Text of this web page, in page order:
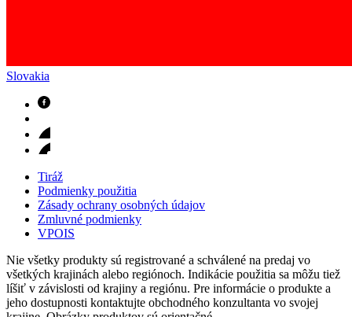
Slovakia
Tiráž
Podmienky použitia
Zásady ochrany osobných údajov
Zmluvné podmienky
VPOIS
Nie všetky produkty sú registrované a schválené na predaj vo
všetkých krajinách alebo regiónoch. Indikácie použitia sa môžu tiež
líšiť v závislosti od krajiny a regiónu. Pre informácie o produkte a
jeho dostupnosti kontaktujte obchodného konzultanta vo svojej